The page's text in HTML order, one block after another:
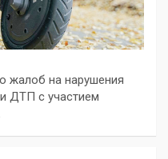
жалоб на нарушения
ДТП с участием